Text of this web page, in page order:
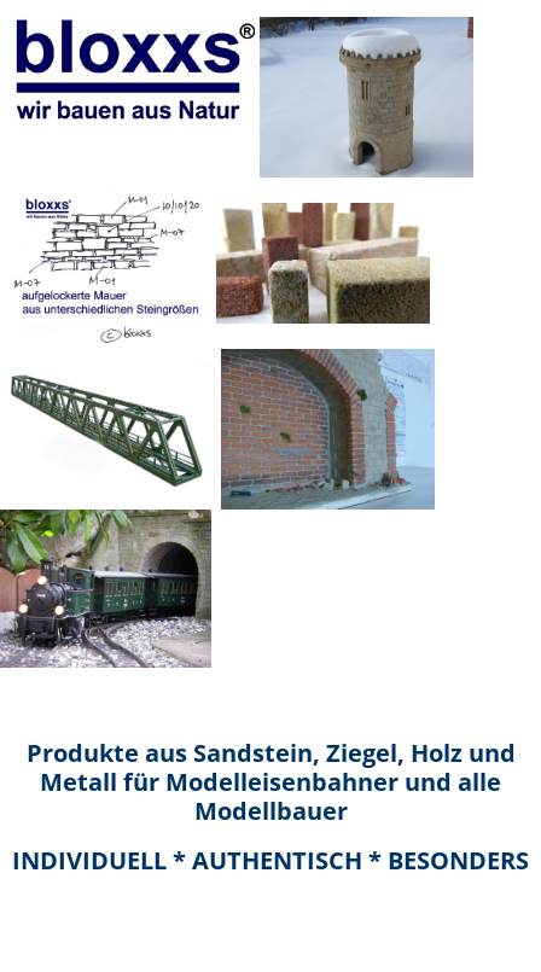
Produkte aus Sandstein, Ziegel, Holz und
Metall für Modelleisenbahner und alle
Modellbauer
INDIVIDUELL * AUTHENTISCH * BESONDERS